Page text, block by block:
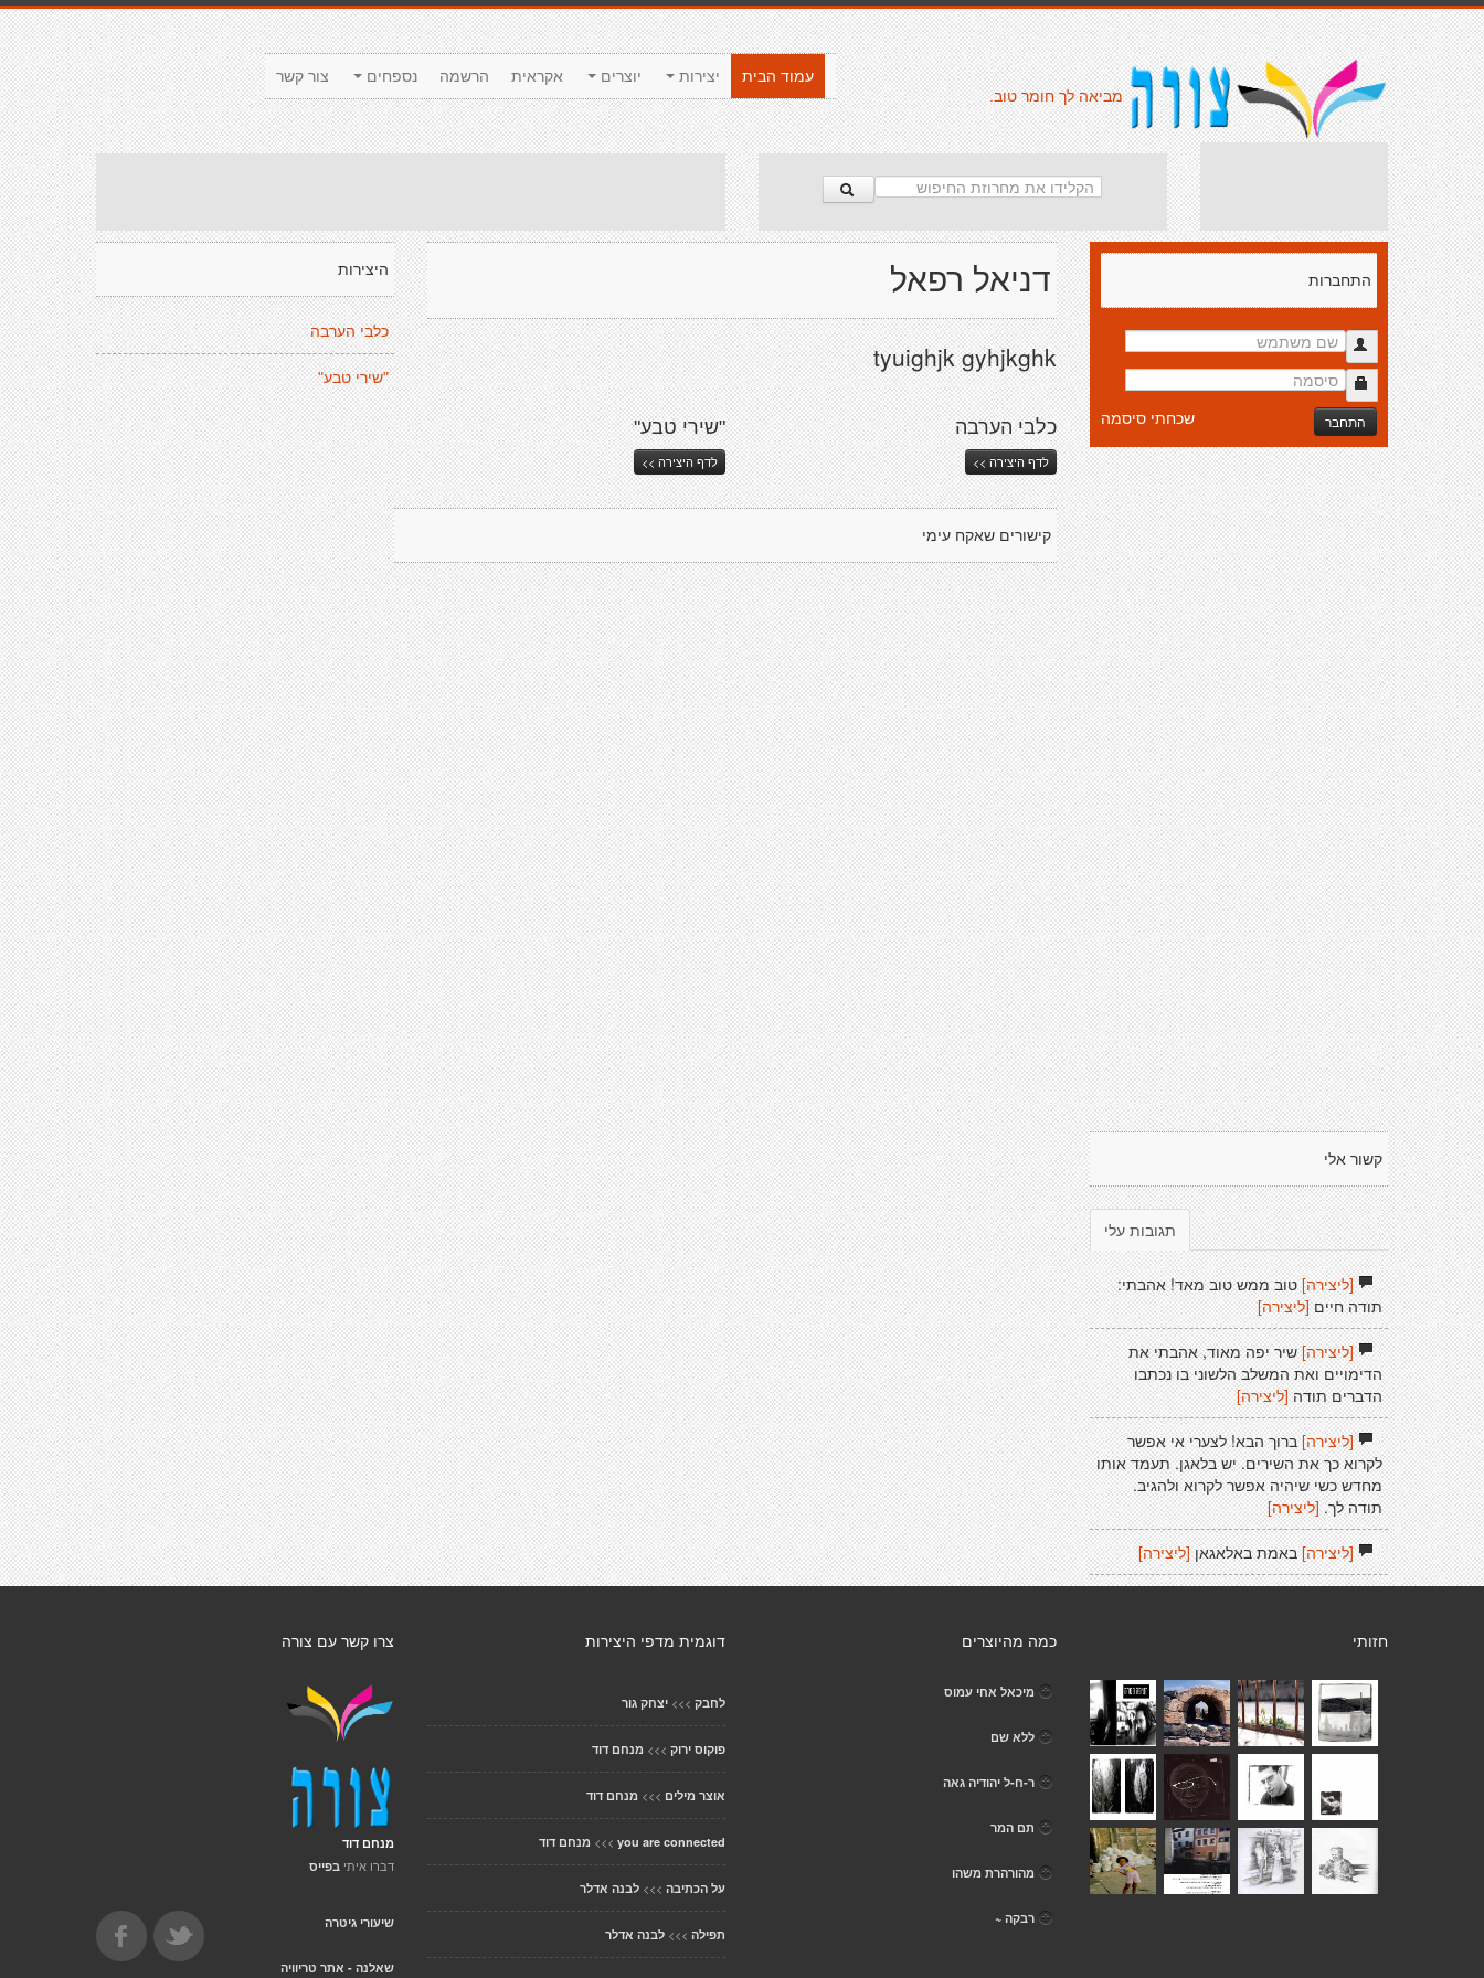
צור קשר נספחים הרשמה אקראית יוצרים יצירות
עמוד הבית
מביאה לך חומר טוב.
היצירות
כלבי הערבה
"שירי טבע"
דניאל רפאל
tyuighjk gyhjkghk
"שירי טבע"
לדף היצירה >>
כלבי הערבה
לדף היצירה >>
קישורים שאקח עימי
התחברות
התחבר שכחתי סיסמה
קשור אלי
תגובות עלי
[ליצירה]טוב ממש טוב מאד! אהבתי:
תודה חיים [ליצירה]
[ליצירה]שיר יפה מאוד, אהבתי את
הדימויים ואת המשלב הלשוני בו נכתבו
הדברים תודה[ליצירה]
[ליצירה]ברוך הבא! לצערי אי אפשר
לקרוא כך את השירים. יש בלאגן. תעמד אותו
מחדש כשי שיהיה אפשר לקרוא ולהגיב.
תודה לך. [ליצירה]
[ליצירה]באמת באלאגאן [ליצירה]
צרו קשר עם צורה
מנחם דוד
דברו איתי בפייס
שיעורי גיטרה
שאלנה - אתר טריוויה
דוגמית מדפי היצירות
לחבק >>> יצחק גור
פוקוס ירוק >>> מנחם דוד
אוצר מילים >>> מנחם דוד
you are connected
>>> מנחם דוד
על הכתיבה >>> לבנה אדלר
תפילה >>> לבנה אדלר
כמה מהיוצרים
מיכאל אחי עמוס
ללא שם
ר-ח-ל יהודיה גאה
תם המר
מהורהרת משהו
רבקה ~
חזותי